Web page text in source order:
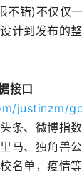
不错)不仅仅
计到发布的
接口
justinzm/
条、微博指
马、独角兽
名单，疫情等